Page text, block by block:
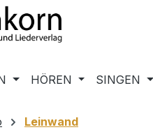
springen
HÖREN SINGEN
Leinwand